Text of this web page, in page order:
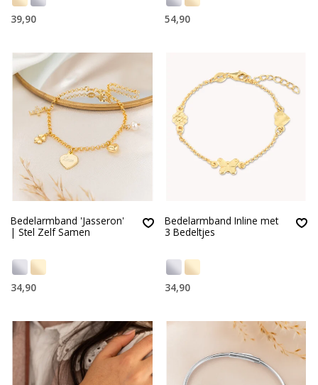
39,90 54,90
Bedelarmband 'Jasseron'
| Stel Zelf Samen
34,90
Bedelarmband Inline met
3 Bedeltjes
34,90